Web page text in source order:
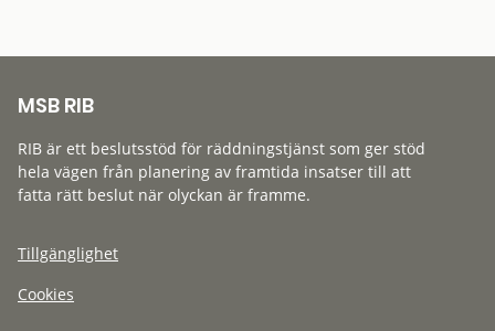
MSB RIB
RIB är ett beslutsstöd för räddningstjänst som ger stöd
hela vägen från planering av framtida insatser till att
fatta rätt beslut när olyckan är framme.
Tillgänglighet
Cookies